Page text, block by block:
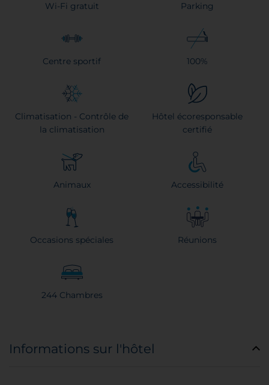
Wi-Fi gratuit Parking
Centre sportif 100%
Climatisation - Contrôle de
la climatisation
Hôtel écoresponsable
certifié
Animaux Accessibilité
Occasions spéciales Réunions
244 Chambres
Informations sur l'hôtel